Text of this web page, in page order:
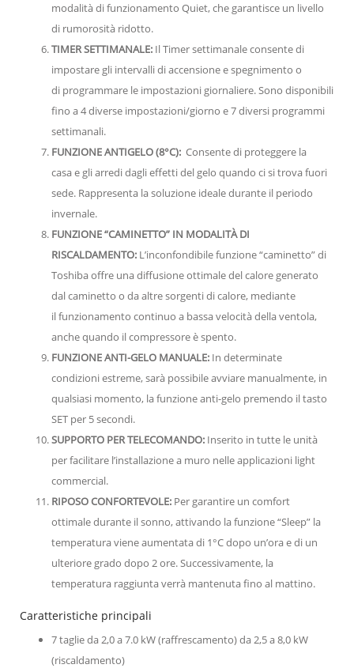
modalità di funzionamento Quiet, che garantisce un livello
di rumorosità ridotto.
TIMER SETTIMANALE: Il Timer settimanale consente di
impostare gli intervalli di accensione e spegnimento o
di programmare le impostazioni giornaliere. Sono disponibili
fino a 4 diverse impostazioni/giorno e 7 diversi programmi
settimanali.
FUNZIONE ANTIGELO (8°C): Consente di proteggere la
casa e gli arredi dagli effetti del gelo quando ci si trova fuori
sede. Rappresenta la soluzione ideale durante il periodo
invernale.
FUNZIONE “CAMINETTO” IN MODALITÀ DI
RISCALDAMENTO: L’inconfondibile funzione “caminetto” di
Toshiba offre una diffusione ottimale del calore generato
dal caminetto o da altre sorgenti di calore, mediante
il funzionamento continuo a bassa velocità della ventola,
anche quando il compressore è spento.
FUNZIONE ANTI-GELO MANUALE: In determinate
condizioni estreme, sarà possibile avviare manualmente, in
qualsiasi momento, la funzione anti-gelo premendo il tasto
SET per 5 secondi.
SUPPORTO PER TELECOMANDO: Inserito in tutte le unità
per facilitare l’installazione a muro nelle applicazioni light
commercial.
RIPOSO CONFORTEVOLE: Per garantire un comfort
ottimale durante il sonno, attivando la funzione “Sleep” la
temperatura viene aumentata di 1°C dopo un’ora e di un
ulteriore grado dopo 2 ore. Successivamente, la
temperatura raggiunta verrà mantenuta fino al mattino.
Caratteristiche principali
7 taglie da 2,0 a 7.0 kW (raffrescamento) da 2,5 a 8,0 kW
(riscaldamento)